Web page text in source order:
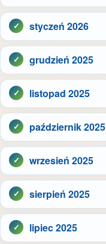
styczeń 2026
grudzień 2025
listopad 2025
październik 2025
wrzesień 2025
sierpień 2025
lipiec 2025